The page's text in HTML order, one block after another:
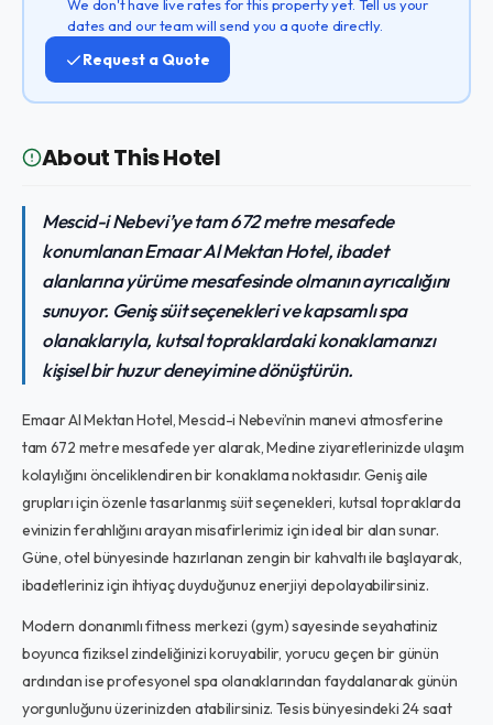
We don't have live rates for this property yet. Tell us your
dates and our team will send you a quote directly.
Request a Quote
About This Hotel
Mescid-i Nebevi’ye tam 672 metre mesafede
konumlanan Emaar Al Mektan Hotel, ibadet
alanlarına yürüme mesafesinde olmanın ayrıcalığını
sunuyor. Geniş süit seçenekleri ve kapsamlı spa
olanaklarıyla, kutsal topraklardaki konaklamanızı
kişisel bir huzur deneyimine dönüştürün.
Emaar Al Mektan Hotel, Mescid-i Nebevi’nin manevi atmosferine
tam 672 metre mesafede yer alarak, Medine ziyaretlerinizde ulaşım
kolaylığını önceliklendiren bir konaklama noktasıdır. Geniş aile
grupları için özenle tasarlanmış süit seçenekleri, kutsal topraklarda
evinizin ferahlığını arayan misafirlerimiz için ideal bir alan sunar.
Güne, otel bünyesinde hazırlanan zengin bir kahvaltı ile başlayarak,
ibadetleriniz için ihtiyaç duyduğunuz enerjiyi depolayabilirsiniz.
Modern donanımlı fitness merkezi (gym) sayesinde seyahatiniz
boyunca fiziksel zindeliğinizi koruyabilir, yorucu geçen bir günün
ardından ise profesyonel spa olanaklarından faydalanarak günün
yorgunluğunu üzerinizden atabilirsiniz. Tesis bünyesindeki 24 saat